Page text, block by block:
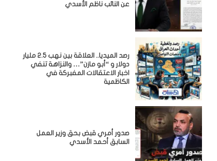
عن النائب ناظم الأسدي
رصد الميديا.. العلاقة بين نهب 2.5 مليار
دولار و “أبو مازن”… والنزاهة تنفي
اخبار الاعتقالات المفبركة في
الكاظمية
صدور أمري قبض بحق وزير العمل
السابق أحمد الأسدي